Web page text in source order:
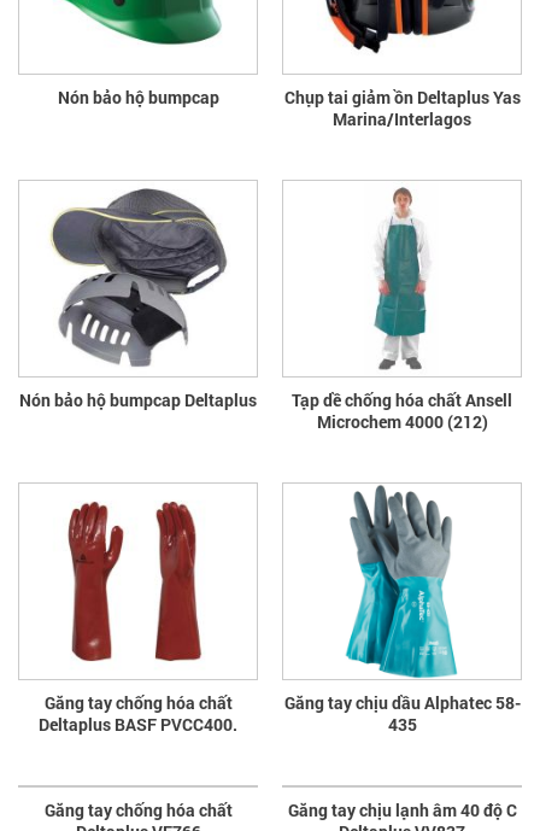
Nón bảo hộ bumpcap
Chụp tai giảm ồn Deltaplus Yas
Marina/Interlagos
Nón bảo hộ bumpcap Deltaplus
Tạp dề chống hóa chất Ansell
Microchem 4000 (212)
Găng tay chống hóa chất
Deltaplus BASF PVCC400.
Găng tay chịu dầu Alphatec 58-
435
Găng tay chống hóa chất
Găng tay chịu lạnh âm 40 độ C